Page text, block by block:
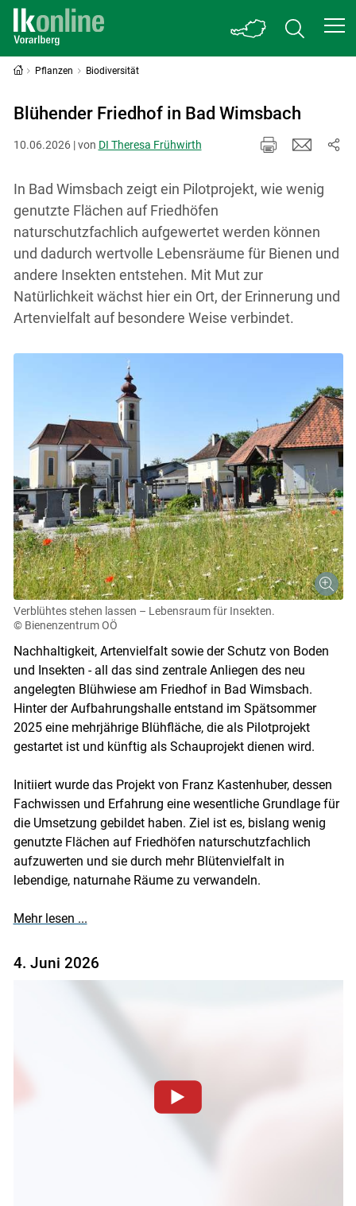
Skip to main content
Pflanzen Biodiversität
Blühender Friedhof in Bad Wimsbach
10.06.2026 | von DI Theresa Frühwirth
In Bad Wimsbach zeigt ein Pilotprojekt, wie wenig
genutzte Flächen auf Friedhöfen
naturschutzfachlich aufgewertet werden können
und dadurch wertvolle Lebensräume für Bienen und
andere Insekten entstehen. Mit Mut zur
Natürlichkeit wächst hier ein Ort, der Erinnerung und
Artenvielfalt auf besondere Weise verbindet.
Verblühtes stehen lassen – Lebensraum für Insekten.
© Bienenzentrum OÖ
Nachhaltigkeit, Artenvielfalt sowie der Schutz von Boden
und Insekten - all das sind zentrale Anliegen des neu
angelegten Blühwiese am Friedhof in Bad Wimsbach.
Hinter der Aufbahrungshalle entstand im Spätsommer
2025 eine mehrjährige Blühfläche, die als Pilotprojekt
gestartet ist und künftig als Schauprojekt dienen wird.
Initiiert wurde das Projekt von Franz Kastenhuber, dessen
Fachwissen und Erfahrung eine wesentliche Grundlage für
die Umsetzung gebildet haben. Ziel ist es, bislang wenig
genutzte Flächen auf Friedhöfen naturschutzfachlich
aufzuwerten und sie durch mehr Blütenvielfalt in
lebendige, naturnahe Räume zu verwandeln.
Mehr lesen ...
4. Juni 2026